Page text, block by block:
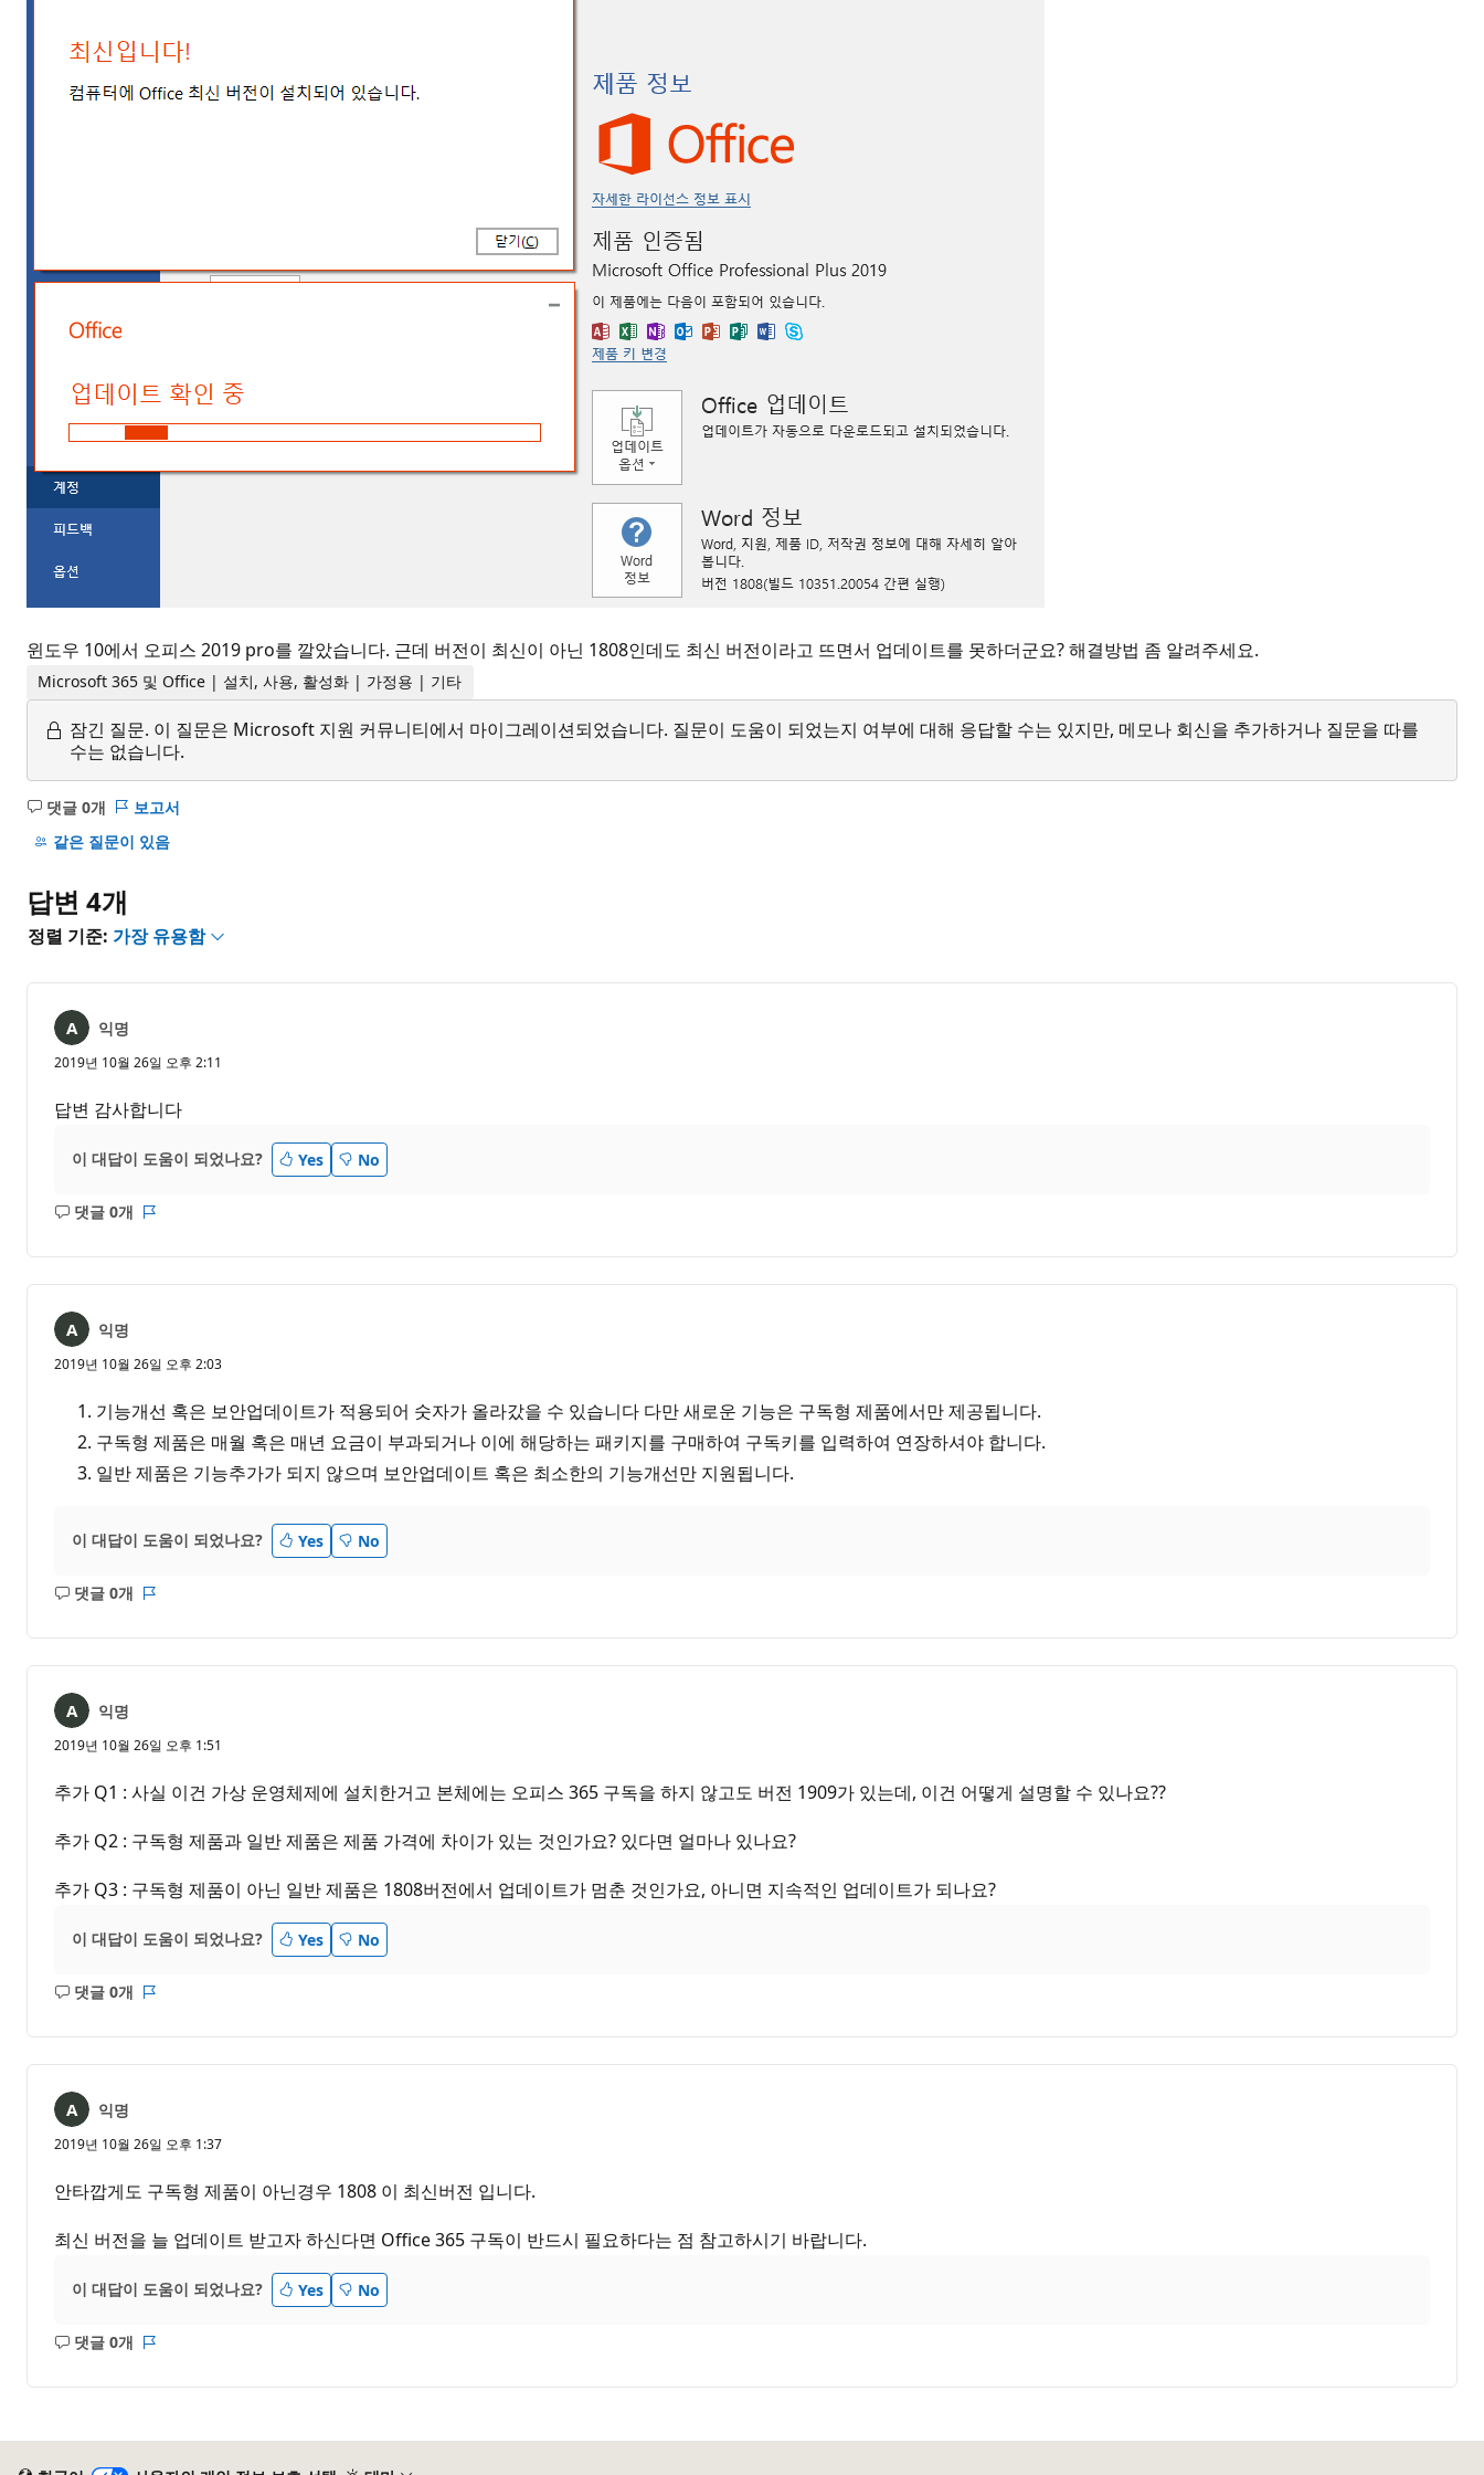
윈도우 10에서 오피스 2019 pro를 깔았습니다. 근데 버전이 최신이 아닌 1808인데도 최신 버전이라고 뜨면서 업데이트를 못하더군요? 해결방법 좀 알려주세요.
Microsoft 365 및 Office | 설치, 사용, 활성화 | 가정용 | 기타
잠긴 질문. 이 질문은 Microsoft 지원 커뮤니티에서 마이그레이션되었습니다. 질문이 도움이 되었는지 여부에 대해 응답할 수는 있지만, 메모나 회신을 추가하거나 질문을 따를
수는 없습니다.
댓글 0개
설
명
음
보고서
같은 질문이 있음
답변 4개
정렬 기준: 가장 유용함
익명
2019년 10월 26일 오후 2:11
답변 감사합니다
이 대답이 도움이 되었나요? Yes No
댓글 0개
설
음
익명
2019년 10월 26일 오후 2:03
기능개선 혹은 보안업데이트가 적용되어 숫자가 올라갔을 수 있습니다 다만 새로운 기능은 구독형 제품에서만 제공됩니다.
구독형 제품은 매월 혹은 매년 요금이 부과되거나 이에 해당하는 패키지를 구매하여 구독키를 입력하여 연장하셔야 합니다.
일반 제품은 기능추가가 되지 않으며 보안업데이트 혹은 최소한의 기능개선만 지원됩니다.
이 대답이 도움이 되었나요? Yes No
댓글 0개
설
음
익명
2019년 10월 26일 오후 1:51
추가 Q1 : 사실 이건 가상 운영체제에 설치한거고 본체에는 오피스 365 구독을 하지 않고도 버전 1909가 있는데, 이건 어떻게 설명할 수 있나요??
추가 Q2 : 구독형 제품과 일반 제품은 제품 가격에 차이가 있는 것인가요? 있다면 얼마나 있나요?
추가 Q3 : 구독형 제품이 아닌 일반 제품은 1808버전에서 업데이트가 멈춘 것인가요, 아니면 지속적인 업데이트가 되나요?
이 대답이 도움이 되었나요? Yes No
댓글 0개
설
음
익명
2019년 10월 26일 오후 1:37
안타깝게도 구독형 제품이 아닌경우 1808 이 최신버전 입니다.
최신 버전을 늘 업데이트 받고자 하신다면 Office 365 구독이 반드시 필요하다는 점 참고하시기 바랍니다.
이 대답이 도움이 되었나요? Yes No
댓글 0개
설